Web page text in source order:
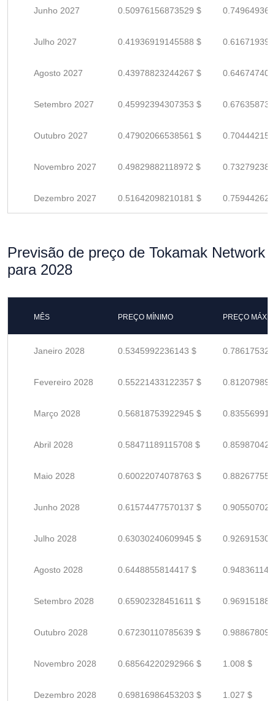
Junho 2027 0.50976156873529 $
Julho 2027 0.41936919145588 $
Agosto 2027 0.43978823244267 $
Setembro 2027 0.45992394307353 $
Outubro 2027 0.47902066538561 $
Novembro 2027 0.49829882118972 $
Dezembro 2027 0.51642098210181 $
Previsão de preço de Tokamak Network
para 2028
MÊS PREÇO MÍNIMO PREÇO
Janeiro 2028 0.5345992236143 $
Fevereiro 2028 0.55221433122357 $
Março 2028 0.56818753922945 $
Abril 2028 0.58471189115708 $
Maio 2028 0.60022074078763 $
Junho 2028 0.61574477570137 $
Julho 2028 0.63030240609945 $
Agosto 2028 0.6448855814417 $
Setembro 2028 0.65902328451611 $
Outubro 2028 0.67230110785639 $
Novembro 2028 0.68564220292966 $ 1.008 $
Dezembro 2028 0.69816986453203 $ 1.027 $